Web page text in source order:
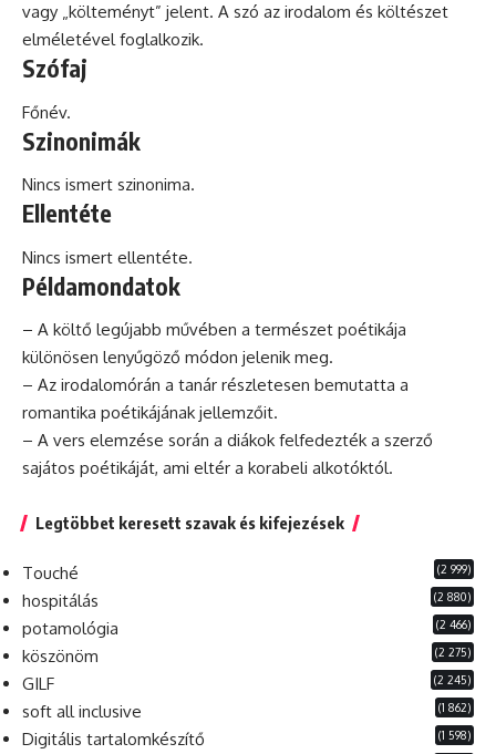
vagy „költeményt” jelent. A szó az irodalom és költészet
elméletével foglalkozik.
Szófaj
Főnév.
Szinonimák
Nincs ismert szinonima.
Ellentéte
Nincs ismert ellentéte.
Példamondatok
– A költő legújabb művében a természet poétikája
különösen lenyűgöző módon jelenik meg.
– Az irodalomórán a tanár részletesen bemutatta a
romantika poétikájának jellemzőit.
– A vers elemzése során a diákok felfedezték a szerző
sajátos poétikáját, ami eltér a korabeli alkotóktól.
Legtöbbet keresett szavak és kifejezések
Touché (2 999)
hospitálás (2 880)
potamológia (2 466)
köszönöm (2 275)
GILF (2 245)
soft all inclusive (1 862)
Digitális tartalomkészítő (1 598)